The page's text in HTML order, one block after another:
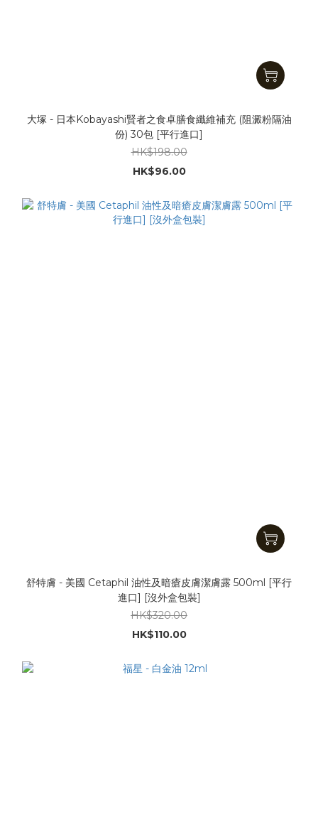
大塚 - 日本Kobayashi賢者之食卓膳食纖維補充 (阻澱粉隔油
份) 30包 [平行進口]
HK$198.00
HK$96.00
舒特膚 - 美國 Cetaphil 油性及暗瘡皮膚潔膚露 500ml [平行
進口] [沒外盒包裝]
HK$320.00
HK$110.00